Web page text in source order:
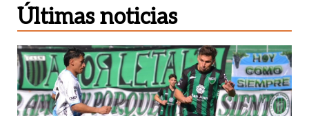
Últimas noticias